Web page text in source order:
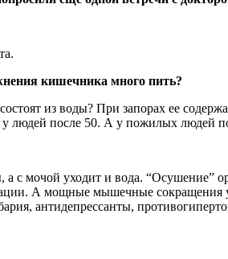
кишечника много пить?
из воды? При запорах ее
людей после 50. А у пожилых людей
уходит и вода. “Осушение”
А мощные мышечные сокращения
антидепрессанты,